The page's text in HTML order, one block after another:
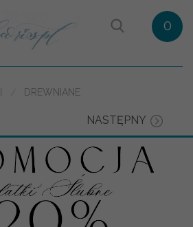
0
DREWNIANE
NASTĘPNY